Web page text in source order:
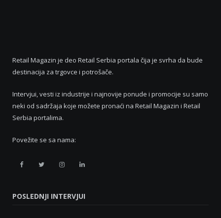
Retail Magazin je deo Retail Serbia portala čija je svrha da bude
destinacija za trgovce i potrošače.
Intervjui, vesti iz industrije i najnovije ponude i promocije su samo
neki od sadržaja koje možete pronaći na Retail Magazin i Retail
Serbia portalima.
Povežite se sa nama:
Retail
Facebook
Retail
Twitter
Retail
Instagram
Retail
Linkedin
POSLEDNJI INTERVJUI